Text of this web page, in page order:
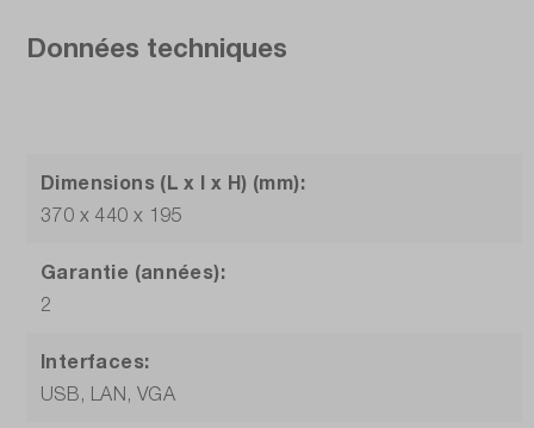
Données techniques
Dimensions (L x l x H) (mm):
370 x 440 x 195
Garantie (années):
2
Interfaces:
USB, LAN, VGA